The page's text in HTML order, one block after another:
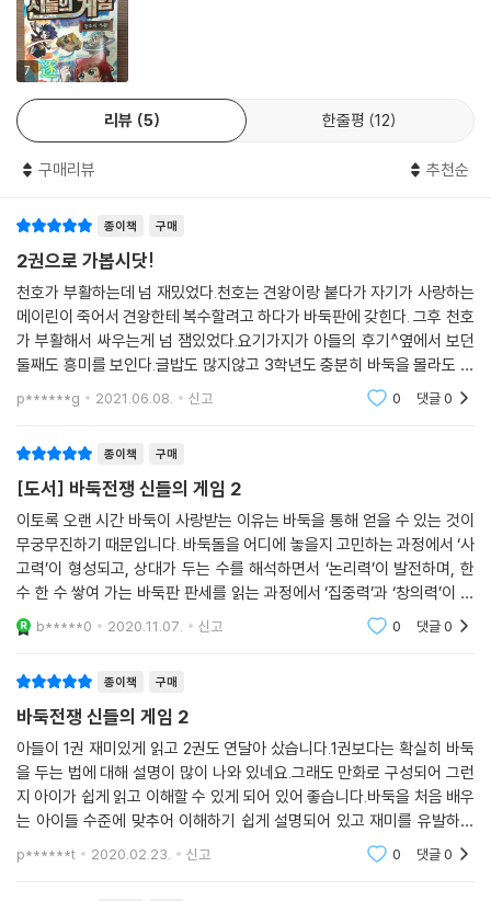
7
리뷰 5 한줄평 12
구매리뷰 추천순
종이책 구매
2권으로 가봅시닷!
천호가 부활하는데 넘 재밌었다.천호는 견왕이랑 붙다가 자기가 사랑하는
메이린이 죽어서 견왕한테 복수할려고 하다가 바둑판에 갖힌다. 그후 천호
가 부활해서 싸우는게 넘 잼있었다.요기가지가 아들의 후기^옆에서 보던
둘째도 흥미를 보인다.글밥도 많지않고 3학년도 충분히 바둑을 몰라도 재
미있 게 읽을 수 있을것 같아서 같이 보라고 했더니 1권부터 읽기 시작한
다.당분간 재탕
p******g 2021.06.08. 신고 0 댓글0
종이책 구매
[도서] 바둑전쟁 신들의 게임 2
이토록 오랜 시간 바둑이 사랑받는 이유는 바둑을 통해 얻을 수 있는 것이
무궁무진하기 때문입니다. 바둑돌을 어디에 놓을지 고민하는 과정에서 ‘사
고력’이 형성되고, 상대가 두는 수를 해석하면서 ‘논리력’이 발전하며, 한
수 한 수 쌓여 가는 바둑판 판세를 읽는 과정에서 ‘집중력’과 ‘창의력’이 향
상되니까요. 또한 인성을 중시하는 바둑을 배우면 삶의 지혜와 예의범절까
지
b*****0 2020.11.07. 신고 0 댓글0
종이책 구매
바둑전쟁 신들의 게임 2
아들이 1권 재미있게 읽고 2권도 연달아 샀습니다.1권보다는 확실히 바둑
을 두는 법에 대해 설명이 많이 나와 있네요.그래도 만화로 구성되어 그런
지 아이가 쉽게 읽고 이해할 수 있게 되어 있어 좋습니다.바둑을 처음 배우
는 아이들 수준에 맞추어 이해하기 쉽게 설명되어 있고 재미를 유발하기
위해 만화 형식을 빌린 점..이거 시리즈로 계속 사달라고 할 것 같은 느낌이
네요.
p******t 2020.02.23. 신고 0 댓글0